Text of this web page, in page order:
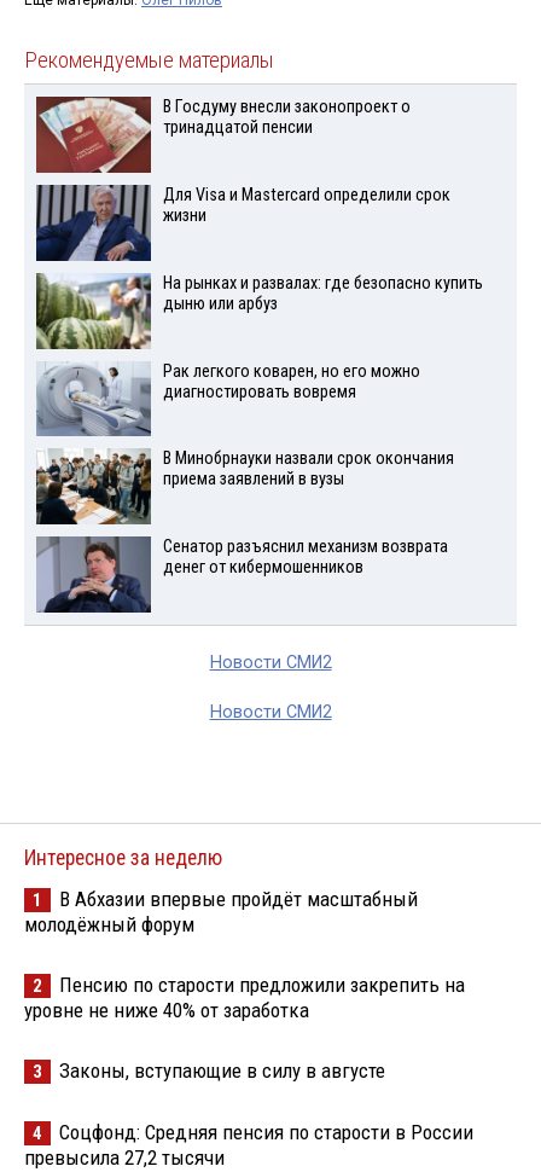
Рекомендуемые материалы
В Госдуму внесли законопроект о
тринадцатой пенсии
Для Visа и Mastercard определили срок
жизни
На рынках и развалах: где безопасно купить
дыню или арбуз
Рак легкого коварен, но его можно
диагностировать вовремя
В Минобрнауки назвали срок окончания
приема заявлений в вузы
Сенатор разъяснил механизм возврата
денег от кибермошенников
Новости СМИ2
Новости СМИ2
Интересное за неделю
1
В Абхазии впервые пройдёт масштабный
молодёжный форум
2
Пенсию по старости предложили закрепить на
уровне не ниже 40% от заработка
3 Законы, вступающие в силу в августе
4
Соцфонд: Средняя пенсия по старости в России
превысила 27,2 тысячи